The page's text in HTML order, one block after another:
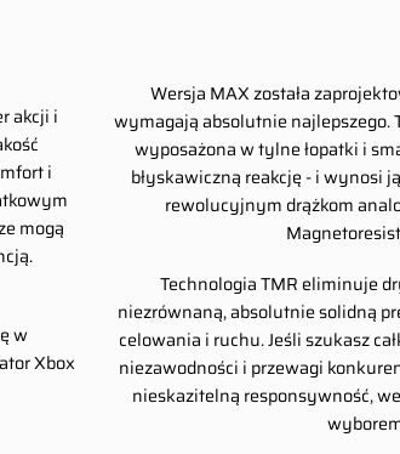
akcji i
i
mogą
w
Xbox
Wersja MAX została
wymagają absolutnie najlepszego.
wyposażona w tylne łopatki i
błyskawiczną reakcję - i wynosi
rewolucyjnym drążkom
Technologia TMR eliminuje
niezrównaną, absolutnie solidną
celowania i ruchu. Jeśli szukasz
niezawodności i przewagi
nieskazitelną responsywność,